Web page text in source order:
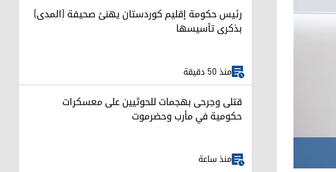
رئيس حكومة إقليم كوردستان يهنئ صحيفة (المدى)
بذكرى تأسيسها
منذ 50 دقيقة
قتلى وجرحى بهجمات للحوثيين على معسكرات
حكومية في مأرب وحضرموت
منذ ساعة